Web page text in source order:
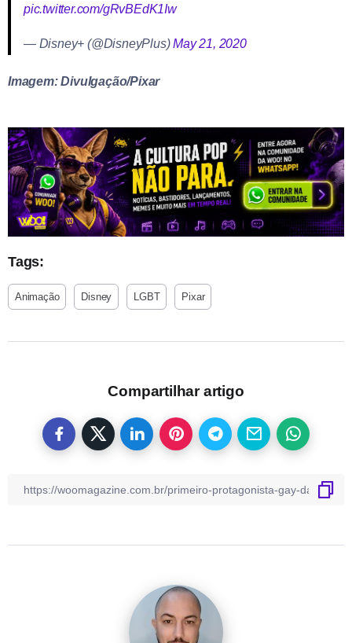
pic.twitter.com/gRvBEdK1Iw
— Disney+ (@DisneyPlus)May 21, 2020
Imagem: Divulgação/Pixar
Tags:
Animação Disney LGBT Pixar
Compartilhar artigo